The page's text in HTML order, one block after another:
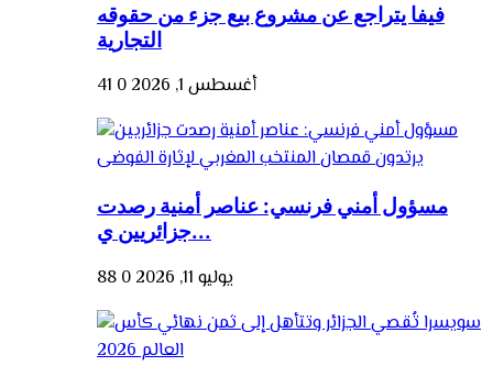
فيفا يتراجع عن مشروع بيع جزء من حقوقه
التجارية
أغسطس 1, 2026 0
41
مسؤول أمني فرنسي: عناصر أمنية رصدت
جزائريين ي...
يوليو 11, 2026 0
88